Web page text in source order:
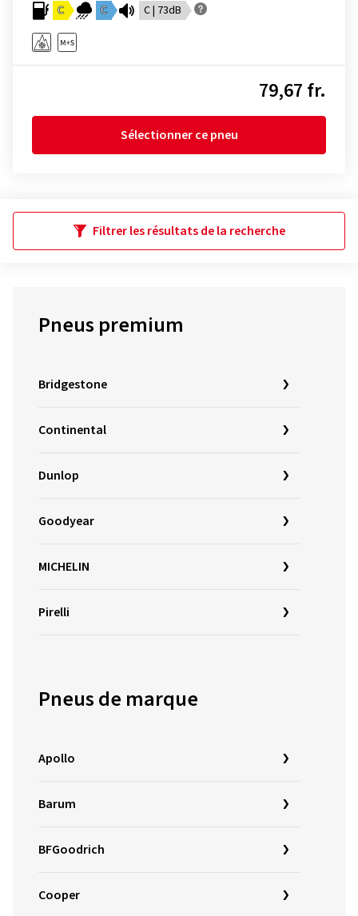
C C C | 73dB
79,67 fr.
Sélectionner ce pneu
Filtrer les résultats de la recherche
Pneus premium
Bridgestone
Continental
Dunlop
Goodyear
MICHELIN
Pirelli
Pneus de marque
Apollo
Barum
BFGoodrich
Cooper